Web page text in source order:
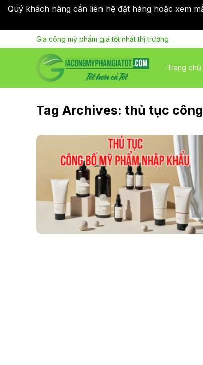
Quý khách hàng cần liên hệ đặt hàng hoặc xem
to
Gia công mỹ phẩm giá tốt nhất thị trường
Trang chủ
Tag Archives: thủ tục